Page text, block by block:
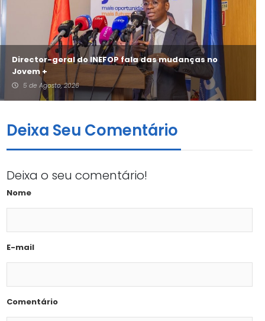
Director-geral do INEFOP fala das mudanças no
Jovem +
5 de Agosto, 2026
Deixa Seu Comentário
Deixa o seu comentário!
Nome
E-mail
Comentário